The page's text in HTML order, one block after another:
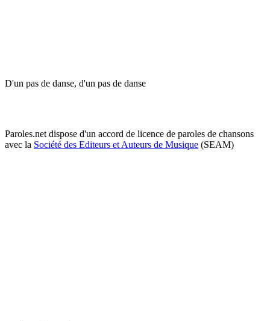
D'un pas de danse, d'un pas de danse
Paroles.net dispose d'un accord de licence de paroles de chansons
avec la Société des Editeurs et Auteurs de Musique (SEAM)